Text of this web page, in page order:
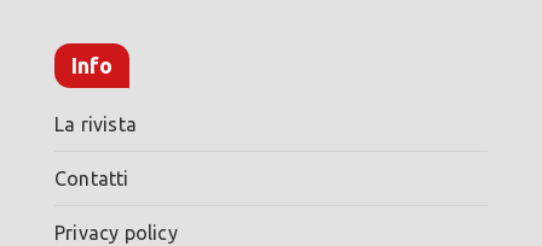
Info
La rivista
Contatti
Privacy policy